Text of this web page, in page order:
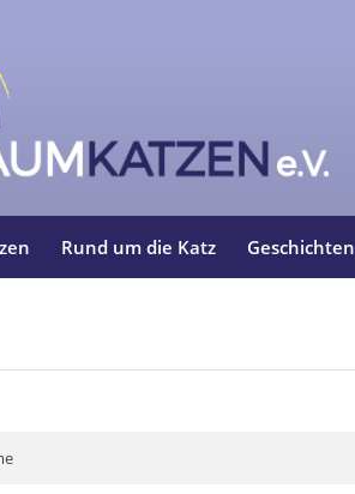
Rund um die Katz Geschichten